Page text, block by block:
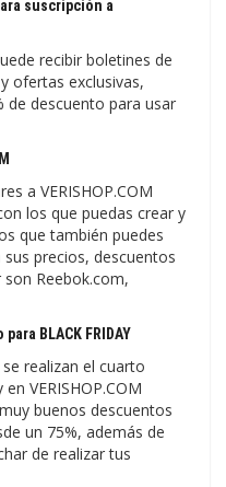
suscripción a
recibir boletines de
ofertas exclusivas,
de descuento para usar
a VERISHOP.COM
los que puedas crear y
que también puedes
precios, descuentos
Reebok.com,
BLACK FRIDAY
realizan el cuarto
VERISHOP.COM
buenos descuentos
un 75%, además de
de realizar tus